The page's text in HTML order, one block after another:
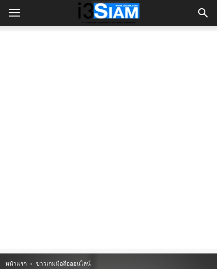
หน้าแรก ข่าวเกมมือถือออนไลน์